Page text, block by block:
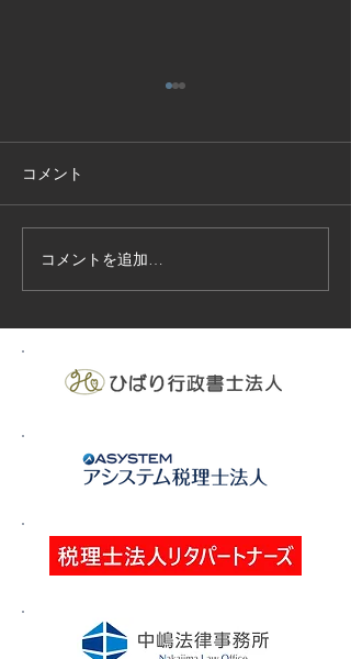
技能実習生１２名入国-フ
ィリピン、ベトナム
コメント
コメントを追加…